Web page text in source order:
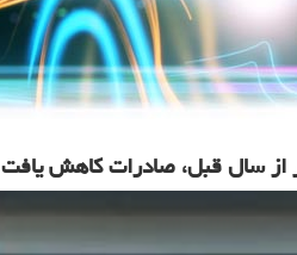
از سال قبل، صادرات كاهش یافت